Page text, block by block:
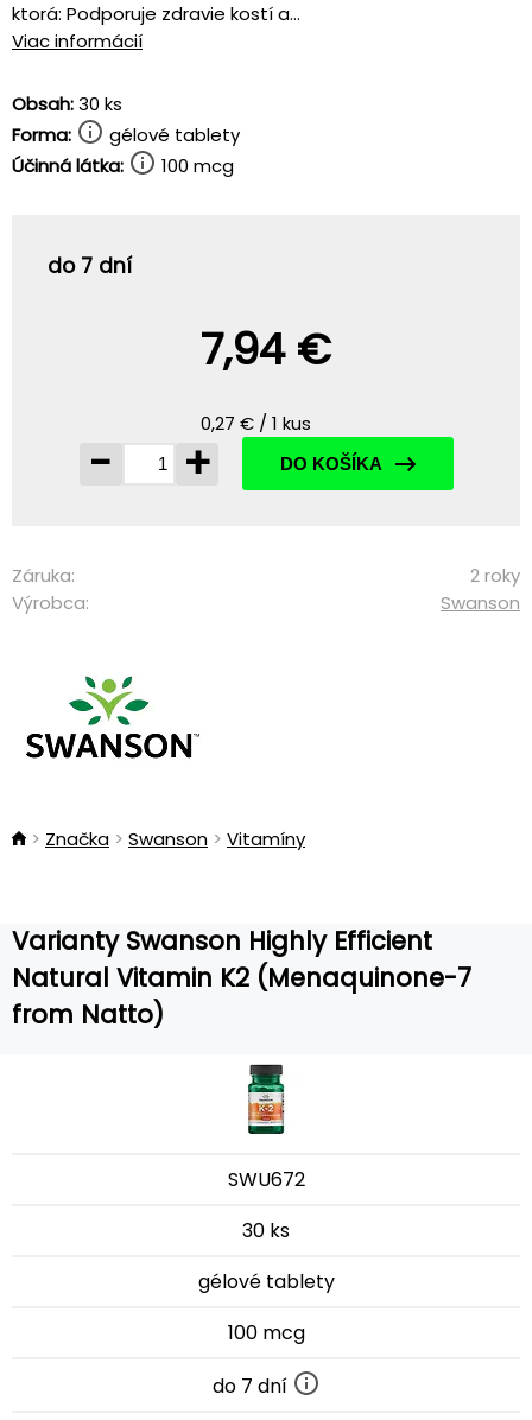
ktorá: Podporuje zdravie kostí a...
Viac informácií
Obsah:30 ks
Forma:
gélové tablety
Účinná látka:
100 mcg
do 7 dní
7,94 €
0,27 € / 1 kus
- + DO KOŠÍKA
Záruka:
2 roky
Výrobca:
Swanson
Značka Swanson Vitamíny
Varianty Swanson Highly Efficient
Natural Vitamin K2 (Menaquinone-7
from Natto)
SWU672
30 ks
gélové tablety
100 mcg
do 7 dní